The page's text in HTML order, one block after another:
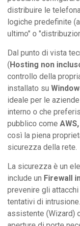
distribuire le
logiche predefinite
ultimo" o
Dal punto di vista
(Hosting non
controllo della
installato su
ideale per le
interno o che
pubblico come
così la piena
sicurezza della rete.
La sicurezza è un
include un Firewall
prevenire gli
tentativi di
assistente (Wizard)